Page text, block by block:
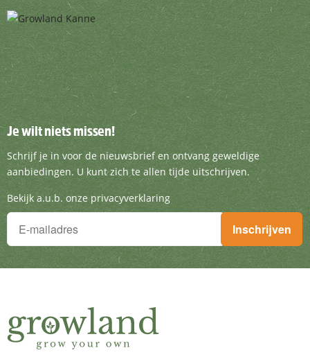
Je wilt niets missen!
Schrijf je in voor de nieuwsbrief en ontvang
Je wilt niets missen!
Schrijf je in voor de nieuwsbrief en ontvang geweldige
aanbiedingen. U kunt zich te allen tijde uitschrijven.
Bekijk a.u.b. onze privacyverklaring
Je wilt niets missen!
Schrijf je in voor de nieuwsbrief en ontvang geweldige
Inschrijven